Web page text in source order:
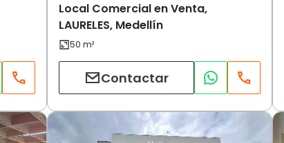
Local Comercial en Venta,
LAURELES, Medellín
Contactar